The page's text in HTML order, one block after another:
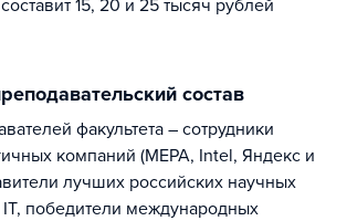
15, 20 и 25 тысяч рублей
состав
компаний (МЕРА, Intel, Яндекс и
лучших российских научных
IT, победители международных